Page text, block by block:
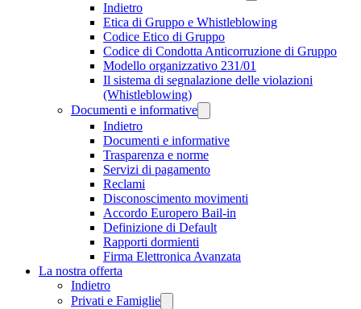
Indietro
Etica di Gruppo e Whistleblowing
Codice Etico di Gruppo
Codice di Condotta Anticorruzione di Gruppo
Modello organizzativo 231/01
Il sistema di segnalazione delle violazioni
(Whistleblowing)
Documenti e informative
Indietro
Documenti e informative
Trasparenza e norme
Servizi di pagamento
Reclami
Disconoscimento movimenti
Accordo Europero Bail-in
Definizione di Default
Rapporti dormienti
Firma Elettronica Avanzata
La nostra offerta
Indietro
Privati e Famiglie